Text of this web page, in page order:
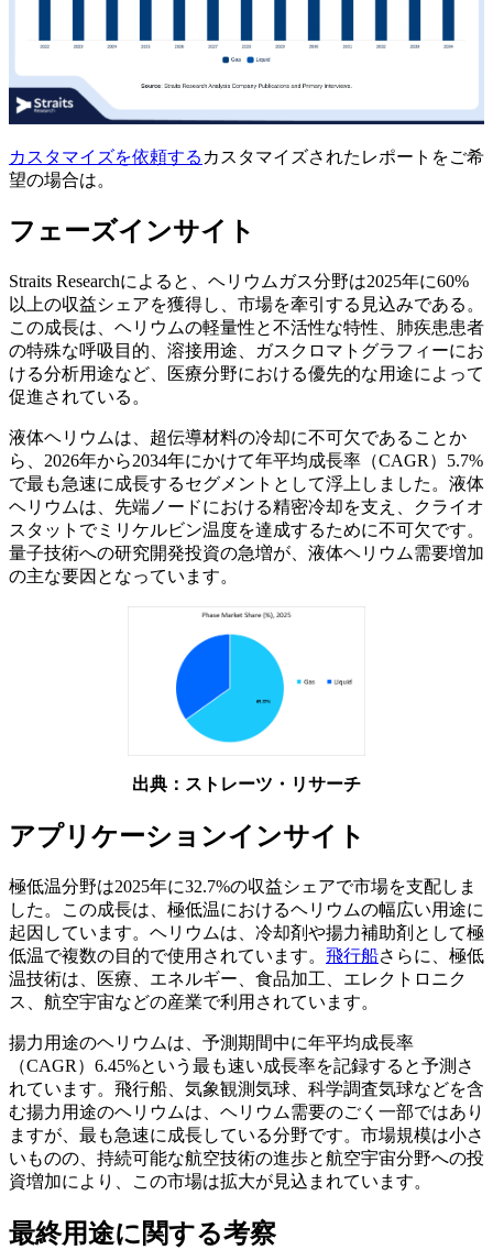
カスタマイズを依頼する カスタマイズされたレポートをご希
望の場合は。
フェーズインサイト
Straits Researchによると、ヘリウムガス分野は2025年に60%
以上の収益シェアを獲得し、市場を牽引する見込みである。
この成長は、ヘリウムの軽量性と不活性な特性、肺疾患患者
の特殊な呼吸目的、溶接用途、ガスクロマトグラフィーにお
ける分析用途など、医療分野における優先的な用途によって
促進されている。
液体ヘリウムは、超伝導材料の冷却に不可欠であることか
ら、2026年から2034年にかけて年平均成長率（CAGR）5.7%
で最も急速に成長するセグメントとして浮上しました。液体
ヘリウムは、先端ノードにおける精密冷却を支え、クライオ
スタットでミリケルビン温度を達成するために不可欠です。
量子技術への研究開発投資の急増が、液体ヘリウム需要増加
の主な要因となっています。
出典：ストレーツ・リサーチ
アプリケーションインサイト
極低温分野は2025年に32.7%の収益シェアで市場を支配しま
した。この成長は、極低温におけるヘリウムの幅広い用途に
起因しています。ヘリウムは、冷却剤や揚力補助剤として極
低温で複数の目的で使用されています。 飛行船さらに、極低
温技術は、医療、エネルギー、食品加工、エレクトロニク
ス、航空宇宙などの産業で利用されています。
揚力用途のヘリウムは、予測期間中に年平均成長率
（CAGR）6.45%という最も速い成長率を記録すると予測さ
れています。飛行船、気象観測気球、科学調査気球などを含
む揚力用途のヘリウムは、ヘリウム需要のごく一部ではあり
ますが、最も急速に成長している分野です。市場規模は小さ
いものの、持続可能な航空技術の進歩と航空宇宙分野への投
資増加により、この市場は拡大が見込まれています。
最終用途に関する考察